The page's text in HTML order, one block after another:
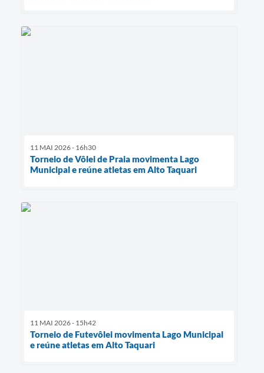
11 MAI 2026 - 16h30
Torneio de Vôlei de Praia movimenta Lago
Municipal e reúne atletas em Alto Taquari
11 MAI 2026 - 15h42
Torneio de Futevôlei movimenta Lago Municipal
e reúne atletas em Alto Taquari